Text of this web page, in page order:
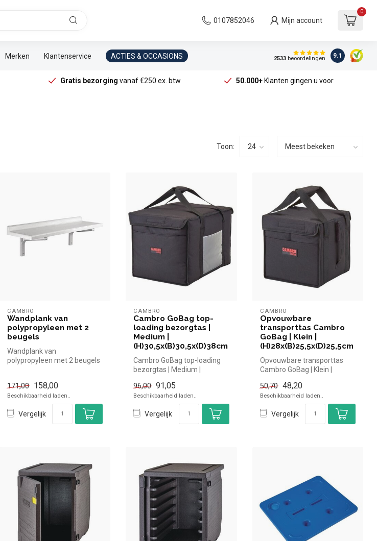
0107852046 Mijn account
0
Merken Klantenservice ACTIES & OCCASIONS 2533beoordelingen 9.1
Gratis bezorging vanaf €250 ex. btw 50.000+Klanten gingen u voor
Toon:
CAMBRO
Wandplank van
polypropyleen met 2
beugels
Wandplank van
polypropyleen met 2 beugels
171,00 158,00
Beschikbaarheid laden..
Vergelijk
CAMBRO
Cambro GoBag top-
loading bezorgtas |
Medium |
(H)30,5x(B)30,5x(D)38cm
Cambro GoBag top-loading
bezorgtas | Medium |
96,00 91,05
Beschikbaarheid laden..
Vergelijk
CAMBRO
Opvouwbare
transporttas Cambro
GoBag | Klein |
(H)28x(B)25,5x(D)25,5cm
Opvouwbare transporttas
Cambro GoBag | Klein |
50,70 48,20
Beschikbaarheid laden..
Vergelijk